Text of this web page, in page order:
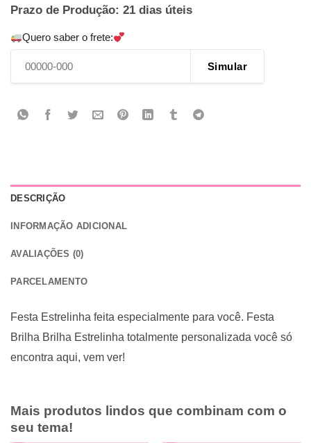
Prazo de Produção: 21 dias úteis
Quero saber o frete:
Simular
DESCRIÇÃO
INFORMAÇÃO ADICIONAL
AVALIAÇÕES (0)
PARCELAMENTO
Festa Estrelinha feita especialmente para você. Festa
Brilha Brilha Estrelinha totalmente personalizada você só
encontra aqui, vem ver!
Mais produtos lindos que combinam com o
seu tema!